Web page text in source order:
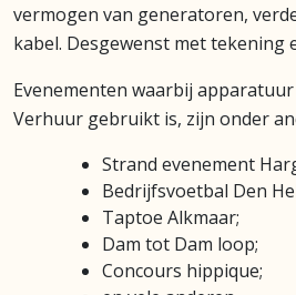
vermogen van generatoren,
kabel. Desgewenst met tekening
Evenementen waarbij
Verhuur gebruikt is, zijn onder
Strand evenement
Bedrijfsvoetbal Den
Taptoe Alkmaar;
Dam tot Dam loop;
Concours hippique;